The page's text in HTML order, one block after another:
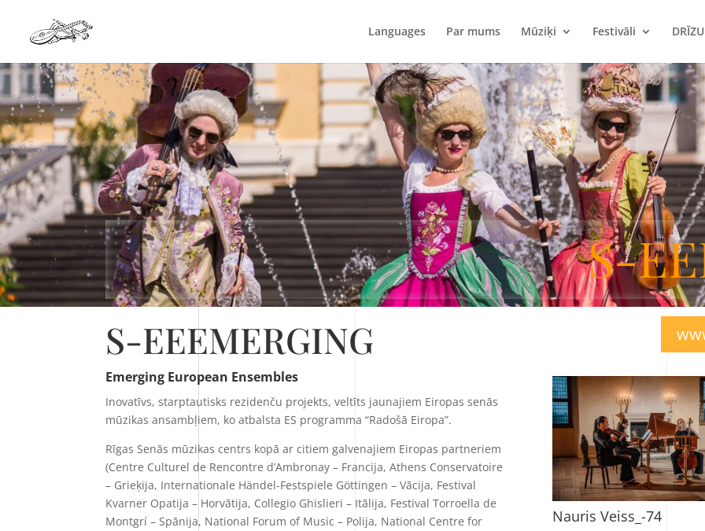
Languages Par mums Mūziķi Festivāli
S-
S-EEEMERGING
Emerging European Ensembles
Inovatīvs, starptautisks rezidenču projekts, veltīts jaunajiem Eiropas senās
mūzikas ansambļiem, ko atbalsta ES programma “Radošā Eiropa”.
Rīgas Senās mūzikas centrs kopā ar citiem galvenajiem Eiropas partneriem
(Centre Culturel de Rencontre d’Ambronay – Francija, Athens Conservatoire
– Grieķija, Internationale Händel-Festspiele Göttingen – Vācija, Festival
Kvarner Opatija – Horvātija, Collegio Ghislieri – Itālija, Festival Torroella de
Montgrí – Spānija, National Forum of Music – Polija, National Centre for
Nauris Veiss_-74